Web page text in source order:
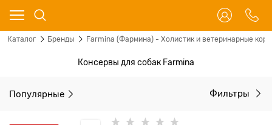
Каталог Бренды Farmina (Фармина) - Холистик и ветеринарные
Консервы для собак Farmina
Популярные Фильтры